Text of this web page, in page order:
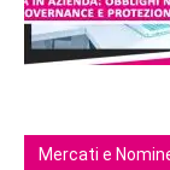
Mercati e